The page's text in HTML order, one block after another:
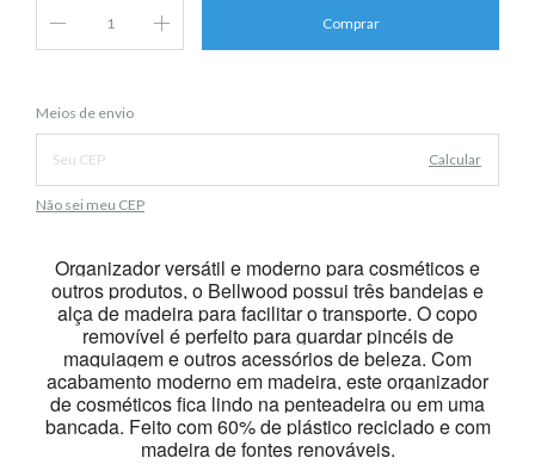
Entregas para o CEP:
Meios de envio
Calcular
Não sei meu CEP
Organizador versátil e moderno para cosméticos e
outros produtos, o Bellwood possui três bandejas e
alça de madeira para facilitar o transporte. O copo
removível é perfeito para guardar pincéis de
maquiagem e outros acessórios de beleza. Com
acabamento moderno em madeira, este organizador
de cosméticos fica lindo na penteadeira ou em uma
bancada. Feito com 60% de plástico reciclado e com
madeira de fontes renováveis.